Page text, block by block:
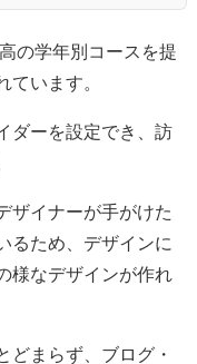
の学年別コースを提
ています。
ダーを設定でき、訪
ザイナーが手がけた
るため、デザインに
様なデザインが作れ
どまらず、ブログ・